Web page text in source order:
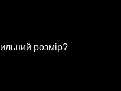
розмір?